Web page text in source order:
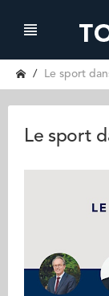
Le sport
Le sport